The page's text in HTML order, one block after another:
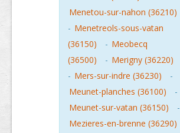
Menetou-sur-nahon (36210)
- Menetreols-sous-vatan
(36150)
- Meobecq
(36500)
- Merigny (36220)
- Mers-sur-indre (36230)
-
Meunet-planches (36100)
-
Meunet-sur-vatan (36150)
-
Mezieres-en-brenne (36290)